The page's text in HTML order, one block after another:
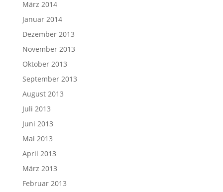
März 2014
Januar 2014
Dezember 2013
November 2013
Oktober 2013
September 2013
August 2013
Juli 2013
Juni 2013
Mai 2013
April 2013
März 2013
Februar 2013